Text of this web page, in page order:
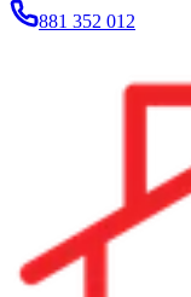
881 352 012